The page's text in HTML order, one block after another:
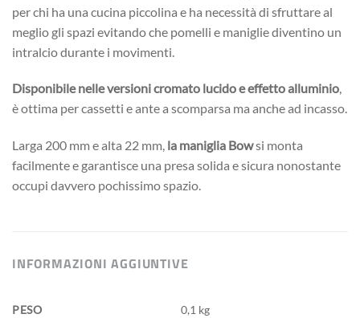
per chi ha una cucina piccolina e ha necessità di sfruttare al
meglio gli spazi evitando che pomelli e maniglie diventino un
intralcio durante i movimenti.
Disponibile nelle versioni cromato lucido e effetto alluminio,
è ottima per cassetti e ante a scomparsa ma anche ad incasso.
Larga 200 mm e alta 22 mm, la maniglia Bowsi monta
facilmente e garantisce una presa solida e sicura nonostante
occupi davvero pochissimo spazio.
INFORMAZIONI AGGIUNTIVE
PESO
0,1 kg